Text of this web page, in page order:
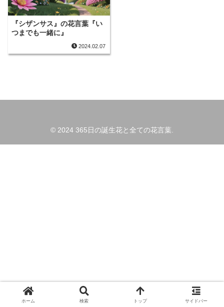
『シザンサス』の花言葉『い
つまでも一緒に』
2024.02.07
© 2024 365日の誕生花と全ての花言葉.
ホーム 検索 トップ サイドバー